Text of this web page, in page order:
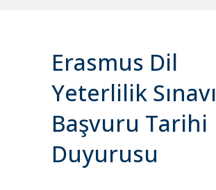
Erasmus Dil
Yeterlilik Sınavı
Başvuru Tarihi
Duyurusu